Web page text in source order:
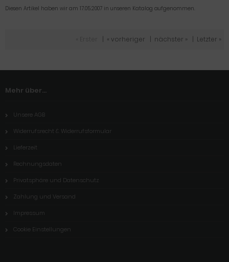
Diesen Artikel haben wir am 17.05.2007 in unseren Katalog aufgenommen.
« vorheriger nächster » Letzter »
Mehr über...
Unsere AGB
Widerrufsrecht & Widerrufsformular
Lieferzeit
Rechnungsdaten
Privatsphäre und Datenschutz
Zahlung und Versand
Impressum
Cookie Einstellungen